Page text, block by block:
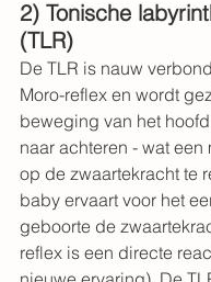
2) Tonische
(TLR)
De TLR is nauw
Moro-reflex en wordt
beweging van het
naar achteren - wat een
op de zwaartekracht te
baby ervaart voor het
geboorte de
reflex is een directe